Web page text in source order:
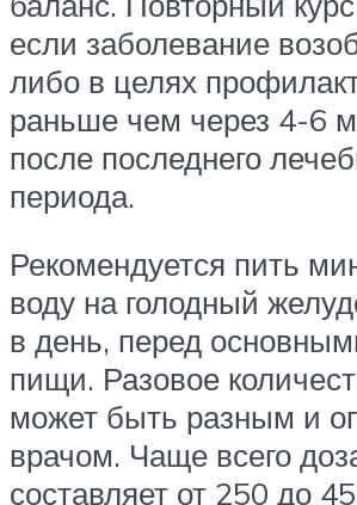
если заболевание
либо в целях
раньше чем через 4-6
после последнего
периода.
Рекомендуется пить
воду на голодный
в день, перед
пищи. Разовое
может быть разным и
врачом. Чаще всего
составляет от 250 до